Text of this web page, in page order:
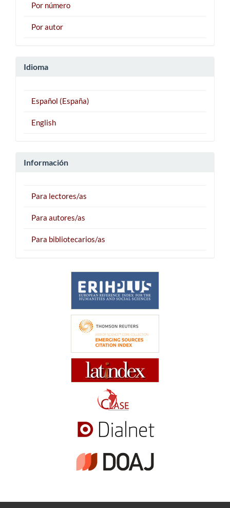
Por número
Por autor
Idioma
Español (España)
English
Información
Para lectores/as
Para autores/as
Para bibliotecarios/as